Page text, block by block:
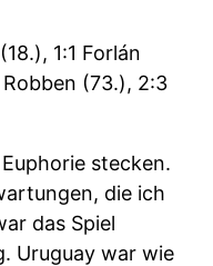
1:1 Forlán
Robben (73.), 2:3
stecken.
die ich
das Spiel
Uruguay war wie